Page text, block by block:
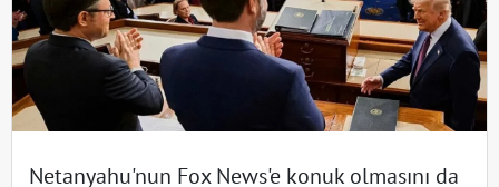
Netanyahu'nun Fox News'e konuk olmasını da